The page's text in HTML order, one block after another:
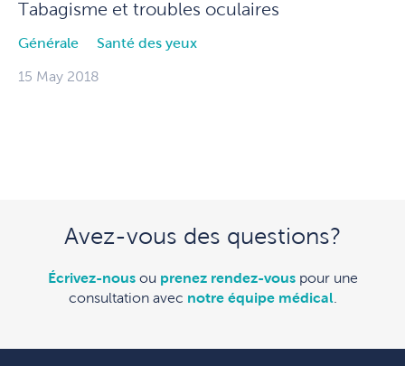
Tabagisme et troubles oculaires
Générale Santé des yeux
15 May 2018
Avez-vous des questions?
Écrivez-nousou prenez rendez-vouspour une
consultation avec notre équipe médical.